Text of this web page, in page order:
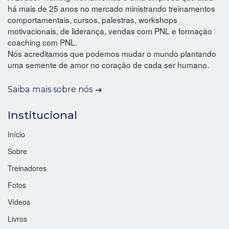
há mais de 25 anos no mercado ministrando treinamentos
comportamentais, cursos, palestras, workshops
motivacionais, de liderança, vendas com PNL e formação
coaching com PNL.
Nós acreditamos que podemos mudar o mundo plantando
uma semente de amor no coração de cada ser humano.
Saiba mais sobre nós
Institucional
Início
Sobre
Treinadores
Fotos
Vídeos
Livros